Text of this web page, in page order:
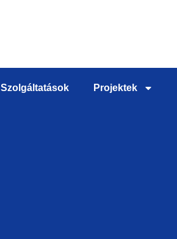
Szolgáltatások Projektek